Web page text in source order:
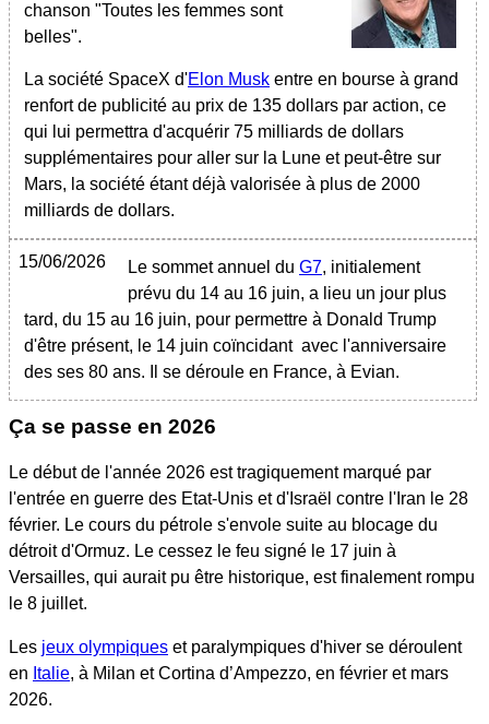
chanson "Toutes les femmes sont
belles".
La société SpaceX d'Elon Musk entre en bourse à grand
renfort de publicité au prix de 135 dollars par action, ce
qui lui permettra d'acquérir 75 milliards de dollars
supplémentaires pour aller sur la Lune et peut-être sur
Mars, la société étant déjà valorisée à plus de 2000
milliards de dollars.
15/06/2026 Le sommet annuel du G7, initialement
prévu du 14 au 16 juin, a lieu un jour plus
tard, du 15 au 16 juin, pour permettre à Donald Trump
d'être présent, le 14 juin coïncidant avec l'anniversaire
des ses 80 ans. Il se déroule en France, à Evian.
Ça se passe en 2026
Le début de l'année 2026 est tragiquement marqué par
l'entrée en guerre des Etat-Unis et d'Israël contre l'Iran le 28
février. Le cours du pétrole s'envole suite au blocage du
détroit d'Ormuz. Le cessez le feu signé le 17 juin à
Versailles, qui aurait pu être historique, est finalement rompu
le 8 juillet.
Les jeux olympiques et paralympiques d'hiver se déroulent
en Italie, à Milan et Cortina d’Ampezzo, en février et mars
2026.